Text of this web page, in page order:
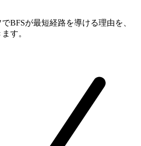
BFSが最短経路を導ける理由を、
す。